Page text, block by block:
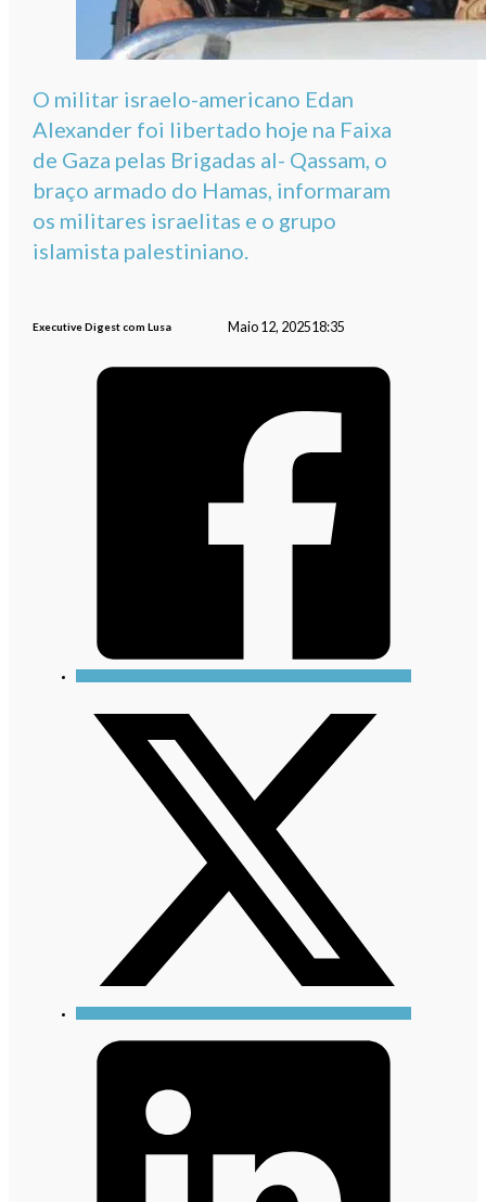
O militar israelo-americano Edan
Alexander foi libertado hoje na Faixa
de Gaza pelas Brigadas al- Qassam, o
braço armado do Hamas, informaram
os militares israelitas e o grupo
islamista palestiniano.
Executive Digest com Lusa Maio 12, 202518:35